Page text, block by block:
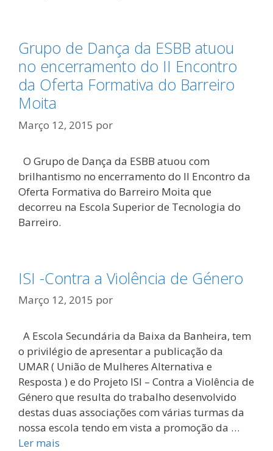
Grupo de Dança da ESBB atuou
no encerramento do II Encontro
da Oferta Formativa do Barreiro
Moita
Março 12, 2015 por
O Grupo de Dança da ESBB atuou com
brilhantismo no encerramento do II Encontro da
Oferta Formativa do Barreiro Moita que
decorreu na Escola Superior de Tecnologia do
Barreiro.
ISI -Contra a Violência de Género
Março 12, 2015 por
A Escola Secundária da Baixa da Banheira, tem
o privilégio de apresentar a publicação da
UMAR ( União de Mulheres Alternativa e
Resposta ) e do Projeto ISI – Contra a Violência de
Género que resulta do trabalho desenvolvido
destas duas associações com várias turmas da
nossa escola tendo em vista a promoção da …
Ler mais